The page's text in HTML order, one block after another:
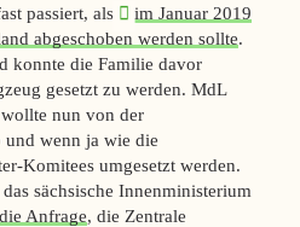
passiert, als
im Januar 2019
abgeschoben werden sollte.
konnte die Familie davor
gesetzt zu werden. MdL
nun von der
und wenn ja wie die
Komitees umgesetzt werden.
sächsische Innenministerium
Anfrage, die Zentrale